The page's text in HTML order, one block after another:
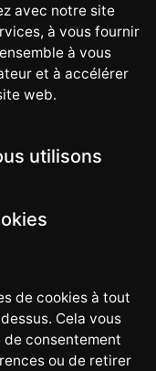
avec notre site
à vous fournir
à vous
et à accélérer
web.
utilisons
de cookies à tout
Cela vous
consentement
ou de retirer